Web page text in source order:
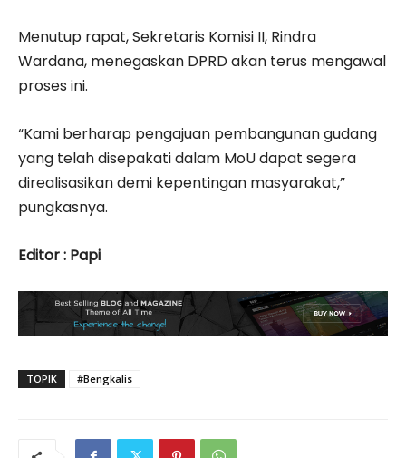
Menutup rapat, Sekretaris Komisi II, Rindra
Wardana, menegaskan DPRD akan terus mengawal
proses ini.
“Kami berharap pengajuan pembangunan gudang
yang telah disepakati dalam MoU dapat segera
direalisasikan demi kepentingan masyarakat,”
pungkasnya.
Editor : Papi
TOPIK #Bengkalis